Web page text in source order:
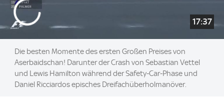
17:37
Die besten Momente des ersten Großen Preises von
Aserbaidschan! Darunter der Crash von Sebastian Vettel
und Lewis Hamilton während der Safety-Car-Phase und
Daniel Ricciardos episches Dreifachüberholmanöver.